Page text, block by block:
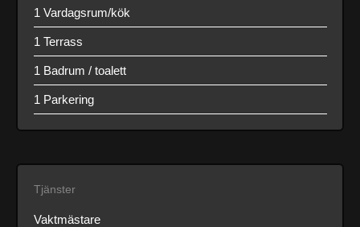
1 Vardagsrum/kök
1 Terrass
1 Badrum / toalett
1 Parkering
Tjänster
Vaktmästare